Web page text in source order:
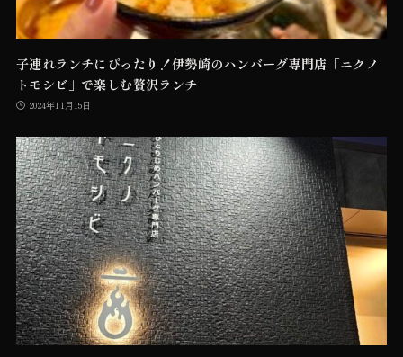
子連れランチにぴったり！伊勢崎のハンバーグ専門店「ニクノ
トモシビ」で楽しむ贅沢ランチ
2024年11月15日